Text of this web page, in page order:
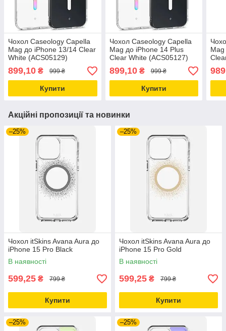
Чохол Caseology Capella
Mag до iPhone 13/14 Clear
White (ACS05129)
899,10 ₴ 999 ₴
Купити
Чохол Caseology Capella
Mag до iPhone 14 Plus
Clear White (ACS05127)
899,10₴ 999 ₴
Купити
Акційні пропозиції та новинки
–25%
Чохол itSkins Avana Aura до
iPhone 15 Pro Black
В наявності
599,25 ₴ 799 ₴
Купити
–25%
Чохол itSkins Avana Aura до
iPhone 15 Pro Gold
В наявності
599,25 ₴ 799 ₴
Купити
–25% –25%